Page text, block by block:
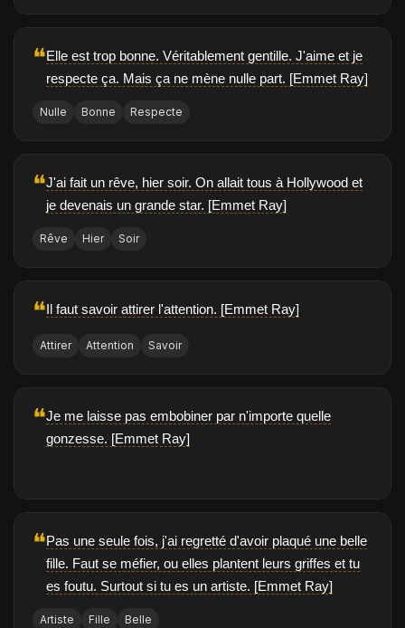
❝Elle est trop bonne. Véritablement gentille. J'aime et je
respecte ça. Mais ça ne mène nulle part. [Emmet Ray]
Nulle Bonne Respecte
❝J'ai fait un rêve, hier soir. On allait tous à Hollywood et
je devenais un grande star. [Emmet Ray]
Rêve Hier Soir
❝Il faut savoir attirer l'attention. [Emmet Ray]
Attirer Attention Savoir
❝Je me laisse pas embobiner par n'importe quelle
gonzesse. [Emmet Ray]
❝Pas une seule fois, j'ai regretté d'avoir plaqué une belle
fille. Faut se méfier, ou elles plantent leurs griffes et tu
es foutu. Surtout si tu es un artiste. [Emmet Ray]
Artiste Fille Belle